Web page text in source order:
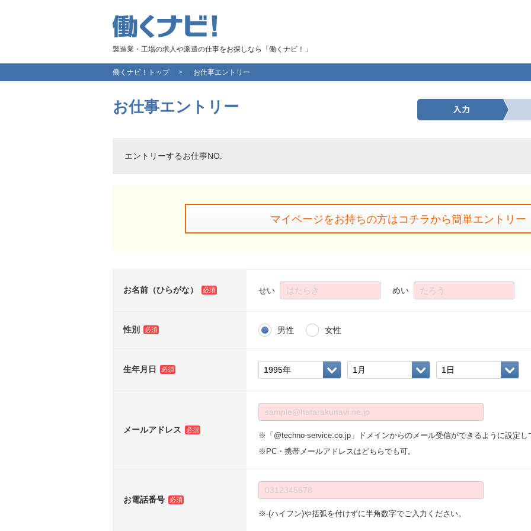
製造業・工場の求人や派遣の仕事をお探しなら「働くナビ！」
働くナビ！トップ お仕事エントリー
お仕事エントリー
エントリーするお仕事NO.
マイページをお持ちの方はコチラから簡単エントリー
お名前（ひらがな） せい めい
性別 男性 女性
生年月日
メールアドレス
※「@techno-service.co.jp」ドメインからのメール受信ができるように設定し
※PC・携帯メールアドレスはどちらでも可。
お電話番号
※-(ハイフン)や括弧を付けずに半角数字でご入力ください。